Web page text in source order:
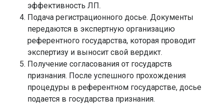
эффективность ЛП.
Подача регистрационного досье. Документы
передаются в экспертную организацию
референтного государства, которая проводит
экспертизу и выносит свой вердикт.
Получение согласования от государств
признания. После успешного прохождения
процедуры в референтном государстве, досье
подается в государства признания.